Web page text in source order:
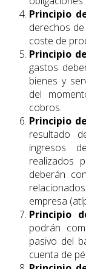
Principio
derechos
coste de
Principio
gastos
bienes y
del
cobros.
Principio
resultado
ingresos
realizados
deberán
empresa
Principio
podrán
pasivo del
cuenta de